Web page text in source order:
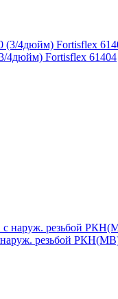
4дюйм) Fortisflex 61404
наруж. резьбой